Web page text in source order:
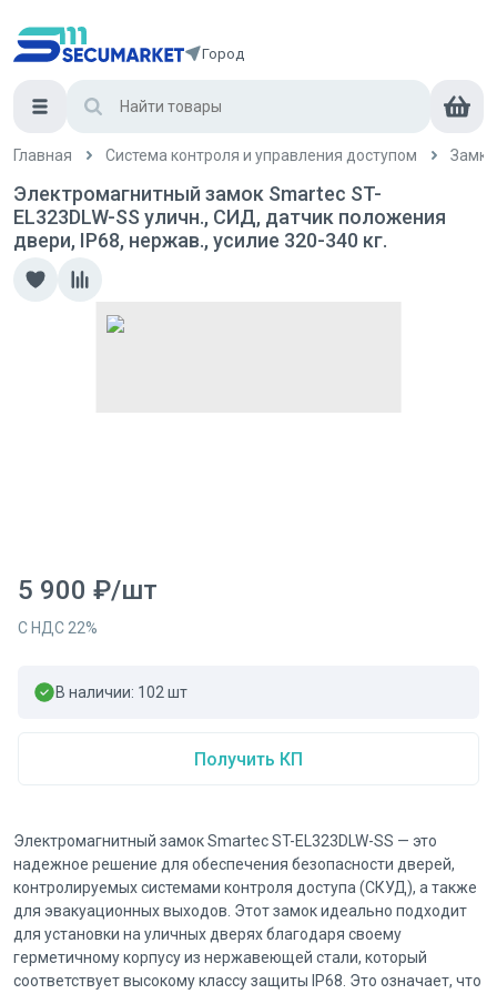
Город
Главная Система контроля и управления доступом
Электромагнитный замок Smartec ST-
EL323DLW-SS уличн., СИД, датчик положения
двери, IP68, нержав., усилие 320-340 кг.
5 900 ₽/шт
С НДС 22%
В наличии: 102 шт
Получить КП
Электромагнитный замок Smartec ST-EL323DLW-SS — это
надежное решение для обеспечения безопасности дверей,
контролируемых системами контроля доступа (СКУД), а также
для эвакуационных выходов. Этот замок идеально подходит
для установки на уличных дверях благодаря своему
герметичному корпусу из нержавеющей стали, который
соответствует высокому классу защиты IP68. Это означает, что